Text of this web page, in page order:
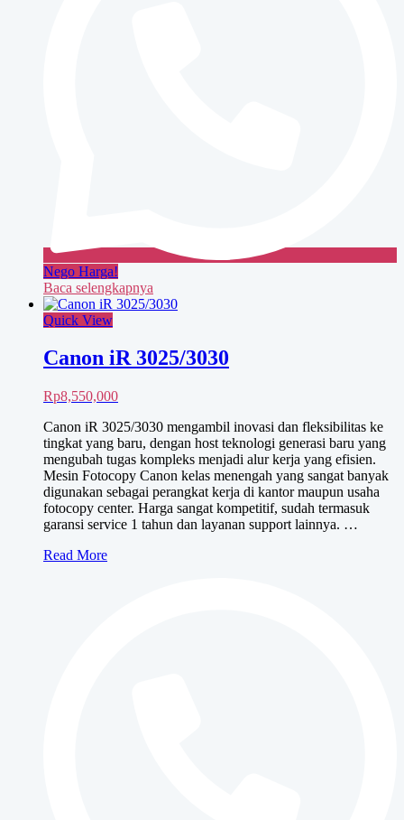
Nego Harga!
Baca selengkapnya
Quick View
Canon iR 3025/3030
Rp8,550,000
Canon iR 3025/3030 mengambil inovasi dan fleksibilitas ke
tingkat yang baru, dengan host teknologi generasi baru yang
mengubah tugas kompleks menjadi alur kerja yang efisien.
Mesin Fotocopy Canon kelas menengah yang sangat banyak
digunakan sebagai perangkat kerja di kantor maupun usaha
fotocopy center. Harga sangat kompetitif, sudah termasuk
garansi service 1 tahun dan layanan support lainnya. …
Canon
Read More